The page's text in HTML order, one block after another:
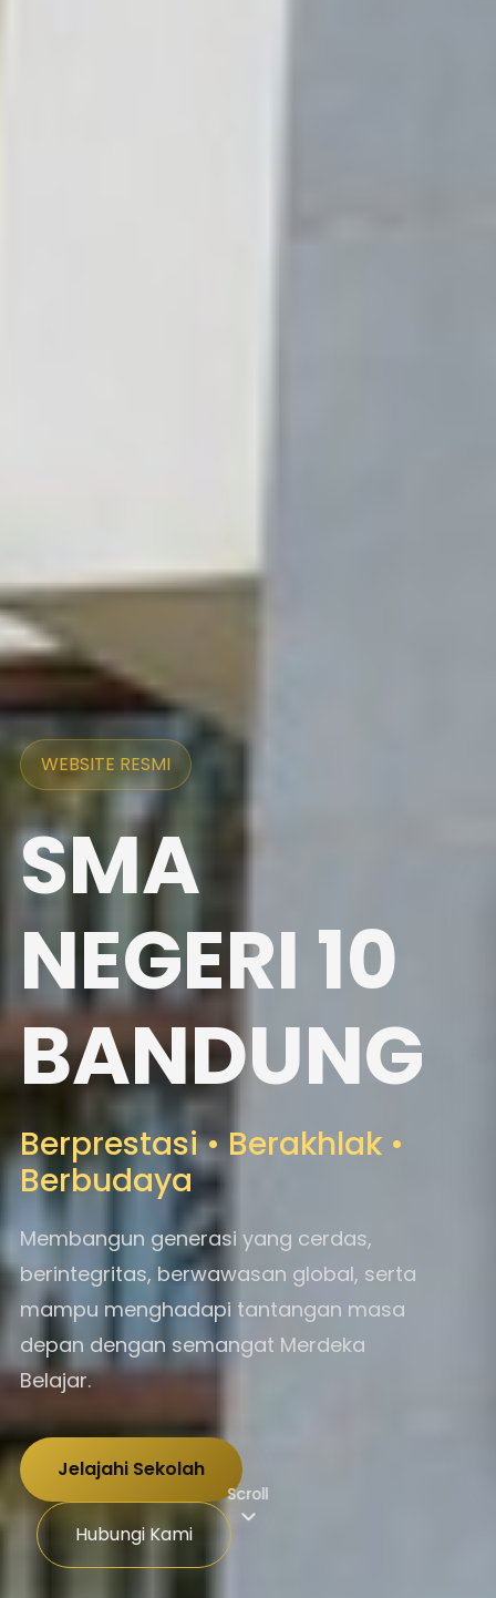
WEBSITE RESMI
SMA
NEGERI 10
BANDUNG
Berprestasi • Berakhlak •
Berbudaya
Membangun generasi yang cerdas,
berintegritas, berwawasan global, serta
mampu menghadapi tantangan masa
depan dengan semangat Merdeka
Belajar.
Jelajahi Sekolah
Hubungi Kami
Scroll